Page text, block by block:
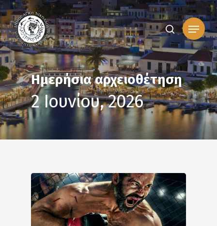
Skip
to
main
content
searchΜενού
Ημερήσια αρχειοθέτηση
2 Ιουνίου, 2026